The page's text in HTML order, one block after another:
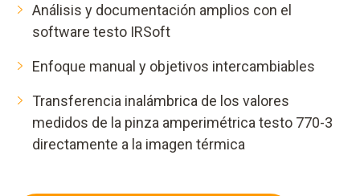
Análisis y documentación amplios con el
software testo IRSoft
Enfoque manual y objetivos intercambiables
Transferencia inalámbrica de los valores
medidos de la pinza amperimétrica testo 770-3
directamente a la imagen térmica